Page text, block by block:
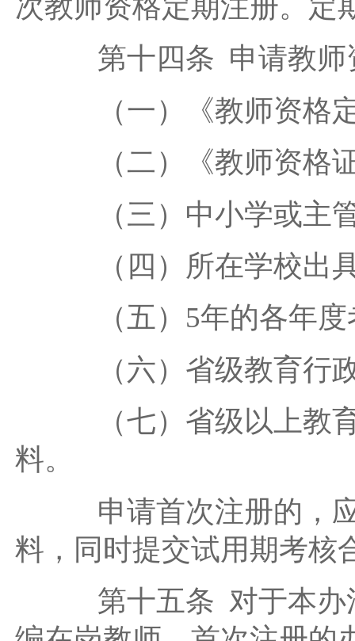
次教师资格定期注册。定
第十四条 申请教师
（一）《教师资格定
（二）《教师资格
（三）中小学或主管
（四）所在学校出具
（五）5年的各年度
（六）省级教育行政
（七）省级以上教育
料。
申请首次注册的，应
料，同时提交试用期考核
第十五条 对于本办